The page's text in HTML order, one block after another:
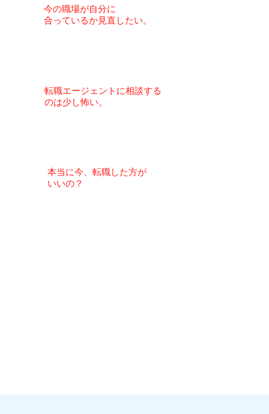
​今の職場が自分に
合っているか見直したい。
​転職エージェントに相談する
のは少し怖い。
本当に今、転職した方が
いいの？